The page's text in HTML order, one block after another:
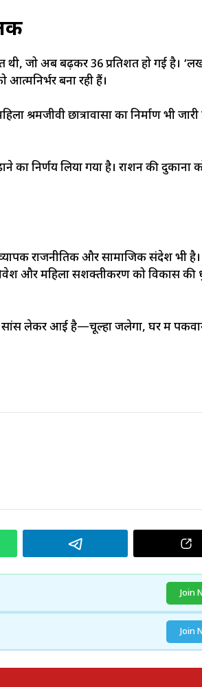
थी, जो अब बढ़कर 36 प्रतिशत हो गई है।
आत्मनिर्भर बना रही हैं।
श्रमजीवी छात्रावासों का निर्माण भी
निर्णय लिया गया है। राशन की दुकानों
राजनीतिक और सामाजिक संदेश भी
और महिला सशक्तीकरण को विकास की
की सांस लेकर आई है—चूल्हा जलेगा, घर में
Join
Join